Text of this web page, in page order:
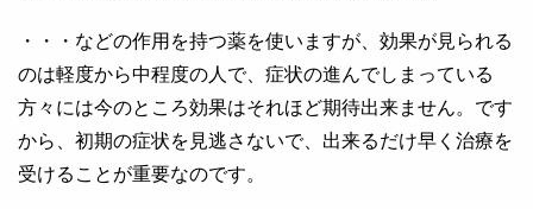
・・・などの作用を持つ薬を使いますが、効果が見られる
のは軽度から中程度の人で、症状の進んでしまっている
方々には今のところ効果はそれほど期待出来ません。です
から、初期の症状を見逃さないで、出来るだけ早く治療を
受けることが重要なのです。